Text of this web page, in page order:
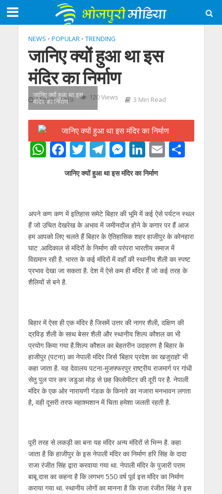
NEWS • POPULAR • TRENDING
जानिए क्यों हुआ था इस
मंदिर का निर्माण
May 29, 2019 120 Views 3 Min Read
जानिए क्यों हुआ था इस
मंदिर का निर्माण
W
A
p
p
F
ac
e
o
o
k
T
w
itt
T
el
e
a
m
M
e
ss
n
g
er
Li
n
k
dI
n
E S
जानिए क्यों हुआ था इस मंदिर का निर्माण
अपने कण कण में इतिहास समेटे बिहार की भूमि में कई ऐसे पर्यटन स्थल
हैं जो उचित देखरेख के अभाव में जमीनदोंज होने के कगार पर हैं आज
हम आपको लिए चलते हैं बिहार के ऐतिहासिक शहर हाजीपुर के कोनहारा
घाट .आदिकाल से मंदिरों के निर्माण की परंपरा भारतीय समाज में
विद्यमान रही है. भारत के कई मंदिरों में वहाँ की स्थानीय शैली का स्पष्ट
प्रभाव देखा जा सकता है. देश में ऐसे कम ही मंदिर हैं जो कई तरह के
शैलियों से बने है.
बिहार में ऐसा ही एक मंदिर है जिसमें उत्तर की नागर शैली, दक्षिण की
द्रविड़ शैली के साथ बेसर शैली और स्थानीय शिल्प कौशल का भी
प्रयोग किया गया है.शिल्प कौशल का बेहतरीन उदाहरण है बिहार के
हाजीपुर (पटना) का नेपाली मंदिर जिसे ‘बिहार प्रदेश का खजुराहो’ भी
कहा जाता है. यह देवालय पटना-मुजफ्फरपुर राष्ट्रीय राजमार्ग पर गांधी
सेतु पुल पार कर जडुआ मोड़ से छह किलोमीटर की दूरी पर है. नेपाली
मंदिर के एक ओर नारायणी गंडक के किनारे का नजारा मनभावन लगता
है, वही दूसरी तरफ महाश्मशान में चिता हमेशा जलती रहती है.
पूरी तरह से लकड़ी का बना यह मंदिर अन्य मंदिरों से भिन्न है. कहा
जाता है कि हाजीपुर के इस नेपाली मंदिर का निर्माण हरि सिंह के दादा
राजा रंजीत सिंह द्वारा करवाया गया था. नेपाली मंदिर के पुजारी पराम
बाबू दास का कहना है कि लगभग 550 वर्ष पूर्व इस मंदिर का निर्माण
कराया गया था. स्थानीय लोगों का मानना है कि राजा रंजीत सिंह ने इस